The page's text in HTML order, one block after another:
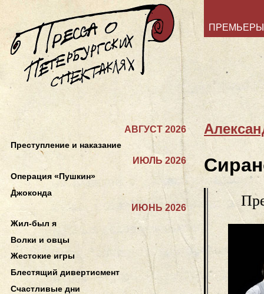
ПРЕМЬЕРЫ
АВГУСТ 2026
Преступление и наказание
ИЮЛЬ 2026
Операция «Пушкин»
Джоконда
ИЮНЬ 2026
Жил-был я
Волки и овцы
Жестокие игры
Блестящий дивертисмент
Счастливые дни